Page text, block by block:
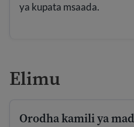
ya kupata msaada.
Elimu
Orodha kamili ya